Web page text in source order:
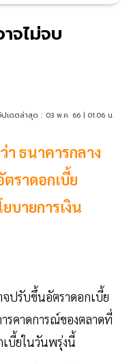
จไม่จบ
เดตล่าสุด : 03 พ.ค. 66 | 01:06 น.
ธนาคารกลาง
ราดอกเบี้ย
บายการเงิน
จปรับขึ้นอัตราดอกเบี้ย
รคาดการณ์ของตลาดที่
บี้ยในวันพรุ่งนี้